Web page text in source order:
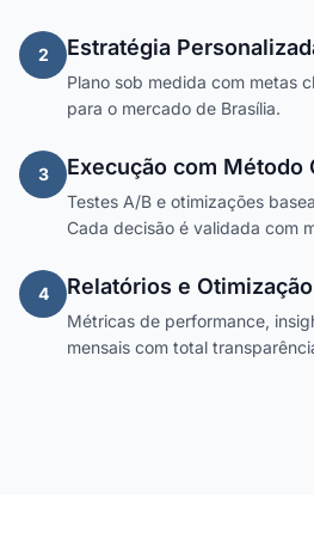
2 Estratégia
Plano sob medida com metas
para o mercado de Brasília.
3 Execução com Método
Testes A/B e otimizações
Cada decisão é validada com
4 Relatórios e Otimização
Métricas de performance,
mensais com total